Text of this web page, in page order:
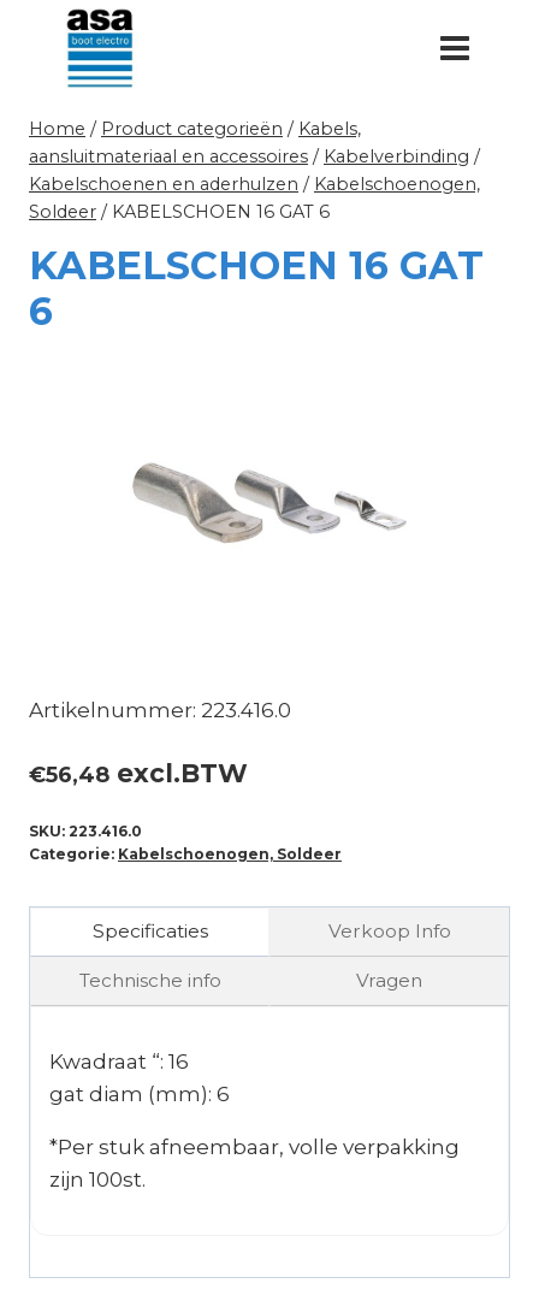
Doorgaan
inhoud
Home / Product categorieën / Kabels,
aansluitmateriaal en accessoires / Kabelverbinding /
Kabelschoenen en aderhulzen / Kabelschoenogen,
Soldeer / KABELSCHOEN 16 GAT 6
KABELSCHOEN 16 GAT
6
Artikelnummer: 223.416.0
€56,48 excl.BTW
SKU: 223.416.0
Categorie: Kabelschoenogen, Soldeer
Specificaties Verkoop Info
Technische info Vragen
Kwadraat “: 16
gat diam (mm): 6
*Per stuk afneembaar, volle verpakking
zijn 100st.